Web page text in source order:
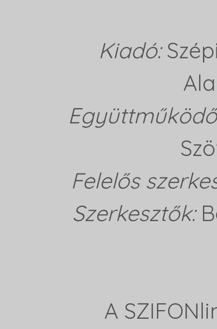
Kiadó:
Felelős
Szerkesztők:
A